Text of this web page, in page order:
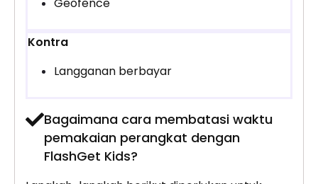
Geofence
Kontra
Langganan berbayar
Bagaimana cara membatasi waktu
pemakaian perangkat dengan
FlashGet Kids?